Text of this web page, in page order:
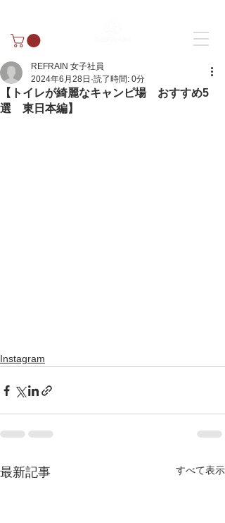
【トイレが綺麗なキャンピ場 おすすめ5
選 東日本編】
REFRAIN 女子社員
2024年6月28日 読了時間: 0分
Instagram
最新記事 すべて表示